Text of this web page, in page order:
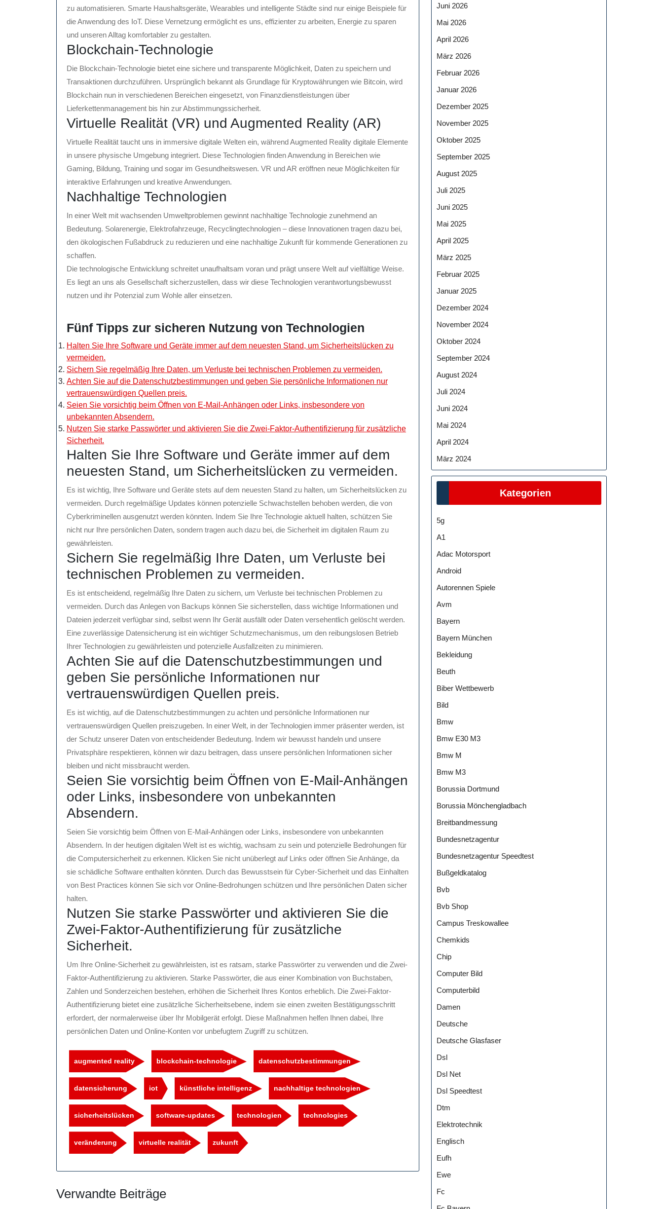
zu automatisieren. Smarte Haushaltsgeräte, Wearables und intelligente Städte sind nur einige Beispiele für
die Anwendung des IoT. Diese Vernetzung ermöglicht es uns, effizienter zu arbeiten, Energie zu sparen
und unseren Alltag komfortabler zu gestalten.
Blockchain-Technologie
Die Blockchain-Technologie bietet eine sichere und transparente Möglichkeit, Daten zu speichern und
Transaktionen durchzuführen. Ursprünglich bekannt als Grundlage für Kryptowährungen wie Bitcoin, wird
Blockchain nun in verschiedenen Bereichen eingesetzt, von Finanzdienstleistungen über
Lieferkettenmanagement bis hin zur Abstimmungssicherheit.
Virtuelle Realität (VR) und Augmented Reality (AR)
Virtuelle Realität taucht uns in immersive digitale Welten ein, während Augmented Reality digitale Elemente
in unsere physische Umgebung integriert. Diese Technologien finden Anwendung in Bereichen wie
Gaming, Bildung, Training und sogar im Gesundheitswesen. VR und AR eröffnen neue Möglichkeiten für
interaktive Erfahrungen und kreative Anwendungen.
Nachhaltige Technologien
In einer Welt mit wachsenden Umweltproblemen gewinnt nachhaltige Technologie zunehmend an
Bedeutung. Solarenergie, Elektrofahrzeuge, Recyclingtechnologien – diese Innovationen tragen dazu bei,
den ökologischen Fußabdruck zu reduzieren und eine nachhaltige Zukunft für kommende Generationen zu
schaffen.
Die technologische Entwicklung schreitet unaufhaltsam voran und prägt unsere Welt auf vielfältige Weise.
Es liegt an uns als Gesellschaft sicherzustellen, dass wir diese Technologien verantwortungsbewusst
nutzen und ihr Potenzial zum Wohle aller einsetzen.
Fünf Tipps zur sicheren Nutzung von Technologien
Halten Sie Ihre Software und Geräte immer auf dem neuesten Stand, um Sicherheitslücken zu
vermeiden.
Sichern Sie regelmäßig Ihre Daten, um Verluste bei technischen Problemen zu vermeiden.
Achten Sie auf die Datenschutzbestimmungen und geben Sie persönliche Informationen nur
vertrauenswürdigen Quellen preis.
Seien Sie vorsichtig beim Öffnen von E-Mail-Anhängen oder Links, insbesondere von
unbekannten Absendern.
Nutzen Sie starke Passwörter und aktivieren Sie die Zwei-Faktor-Authentifizierung für zusätzliche
Sicherheit.
Halten Sie Ihre Software und Geräte immer auf dem
neuesten Stand, um Sicherheitslücken zu vermeiden.
Es ist wichtig, Ihre Software und Geräte stets auf dem neuesten Stand zu halten, um Sicherheitslücken zu
vermeiden. Durch regelmäßige Updates können potenzielle Schwachstellen behoben werden, die von
Cyberkriminellen ausgenutzt werden könnten. Indem Sie Ihre Technologie aktuell halten, schützen Sie
nicht nur Ihre persönlichen Daten, sondern tragen auch dazu bei, die Sicherheit im digitalen Raum zu
gewährleisten.
Sichern Sie regelmäßig Ihre Daten, um Verluste bei
technischen Problemen zu vermeiden.
Es ist entscheidend, regelmäßig Ihre Daten zu sichern, um Verluste bei technischen Problemen zu
vermeiden. Durch das Anlegen von Backups können Sie sicherstellen, dass wichtige Informationen und
Dateien jederzeit verfügbar sind, selbst wenn Ihr Gerät ausfällt oder Daten versehentlich gelöscht werden.
Eine zuverlässige Datensicherung ist ein wichtiger Schutzmechanismus, um den reibungslosen Betrieb
Ihrer Technologien zu gewährleisten und potenzielle Ausfallzeiten zu minimieren.
Achten Sie auf die Datenschutzbestimmungen und
geben Sie persönliche Informationen nur
vertrauenswürdigen Quellen preis.
Es ist wichtig, auf die Datenschutzbestimmungen zu achten und persönliche Informationen nur
vertrauenswürdigen Quellen preiszugeben. In einer Welt, in der Technologien immer präsenter werden, ist
der Schutz unserer Daten von entscheidender Bedeutung. Indem wir bewusst handeln und unsere
Privatsphäre respektieren, können wir dazu beitragen, dass unsere persönlichen Informationen sicher
bleiben und nicht missbraucht werden.
Seien Sie vorsichtig beim Öffnen von E-Mail-Anhängen
oder Links, insbesondere von unbekannten
Absendern.
Seien Sie vorsichtig beim Öffnen von E-Mail-Anhängen oder Links, insbesondere von unbekannten
Absendern. In der heutigen digitalen Welt ist es wichtig, wachsam zu sein und potenzielle Bedrohungen für
die Computersicherheit zu erkennen. Klicken Sie nicht unüberlegt auf Links oder öffnen Sie Anhänge, da
sie schädliche Software enthalten könnten. Durch das Bewusstsein für Cyber-Sicherheit und das Einhalten
von Best Practices können Sie sich vor Online-Bedrohungen schützen und Ihre persönlichen Daten sicher
halten.
Nutzen Sie starke Passwörter und aktivieren Sie die
Zwei-Faktor-Authentifizierung für zusätzliche
Sicherheit.
Um Ihre Online-Sicherheit zu gewährleisten, ist es ratsam, starke Passwörter zu verwenden und die Zwei-
Faktor-Authentifizierung zu aktivieren. Starke Passwörter, die aus einer Kombination von Buchstaben,
Zahlen und Sonderzeichen bestehen, erhöhen die Sicherheit Ihres Kontos erheblich. Die Zwei-Faktor-
Authentifizierung bietet eine zusätzliche Sicherheitsebene, indem sie einen zweiten Bestätigungsschritt
erfordert, der normalerweise über Ihr Mobilgerät erfolgt. Diese Maßnahmen helfen Ihnen dabei, Ihre
persönlichen Daten und Online-Konten vor unbefugtem Zugriff zu schützen.
augmented reality blockchain-technologie datenschutzbestimmungen
datensicherung iot künstliche intelligenz nachhaltige technologien
sicherheitslücken software-updates technologien technologies
veränderung virtuelle realität zukunft
Verwandte Beiträge
Juni 2026
Mai 2026
April 2026
März 2026
Februar 2026
Januar 2026
Dezember 2025
November 2025
Oktober 2025
September 2025
August 2025
Juli 2025
Juni 2025
Mai 2025
April 2025
März 2025
Februar 2025
Januar 2025
Dezember 2024
November 2024
Oktober 2024
September 2024
August 2024
Juli 2024
Juni 2024
Mai 2024
April 2024
März 2024
Kategorien
5g
A1
Adac Motorsport
Android
Autorennen Spiele
Avm
Bayern
Bayern München
Bekleidung
Beuth
Biber Wettbewerb
Bild
Bmw
Bmw E30 M3
Bmw M
Bmw M3
Borussia Dortmund
Borussia Mönchengladbach
Breitbandmessung
Bundesnetzagentur
Bundesnetzagentur Speedtest
Bußgeldkatalog
Bvb
Bvb Shop
Campus Treskowallee
Chemkids
Chip
Computer Bild
Computerbild
Damen
Deutsche
Deutsche Glasfaser
Dsl
Dsl Net
Dsl Speedtest
Dtm
Elektrotechnik
Englisch
Eufh
Ewe
Fc